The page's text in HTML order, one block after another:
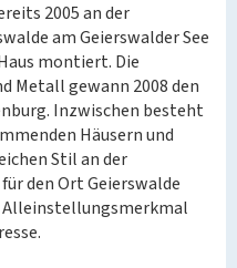
2005 an der
am Geierswalder See
montiert. Die
Metall gewann 2008 den
Inzwischen besteht
Häusern und
Stil an der
den Ort Geierswalde
Alleinstellungsmerkmal